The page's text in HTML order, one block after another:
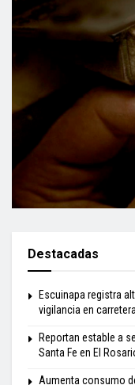
Destacadas
Escuinapa registra
vigilancia en
Reportan estable a
Santa Fe en El
Aumenta consumo